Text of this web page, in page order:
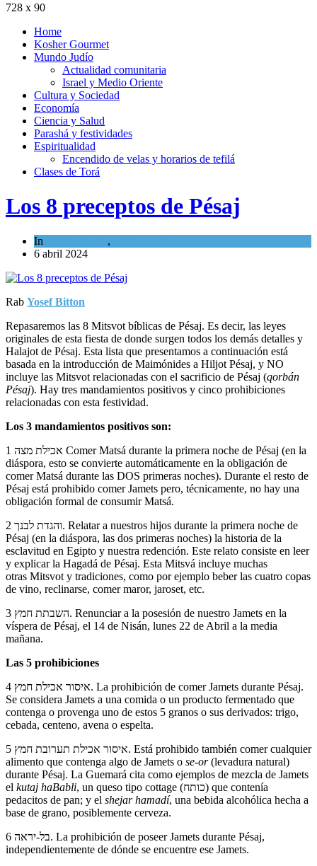
728 x 90
Home
Kosher Gourmet
Mundo Judío
Actualidad comunitaria
Israel y Medio Oriente
Cultura y Sociedad
Economía
Ciencia y Salud
Parashá y festividades
Espiritualidad
Encendido de velas y horarios de tefilá
Clases de Torá
Los 8 preceptos de Pésaj
In ,
6 abril 2024
Rab Yosef Bitton
Repasaremos las 8 Mitsvot bíblicas de Pésaj. Es decir, las leyes
originales de esta fiesta de donde surgen todos los demás detalles y
Halajot de Pésaj. Esta lista que presentamos a continuación está
basada en la introducción de Maimónides a Hiljot Pésaj, y NO
incluye las Mitsvot relacionadas con el sacrificio de Pésaj (qorbán
Pésaj). Hay tres mandamientos positivos y cinco prohibiciones
relacionadas con esta festividad.
Los 3 mandamientos positivos son:
1 אכילת מצה Comer Matsá durante la primera noche de Pésaj (en la
diáspora, esto se convierte automáticamente en la obligación de
comer Matsá durante las DOS primeras noches). Durante el resto de
Pésaj está prohibido comer Jamets pero, técnicamente, no hay una
obligación formal de consumir Matsá.
2 והגדת לבנך. Relatar a nuestros hijos durante la primera noche de
Pésaj (en la diáspora, las dos primeras noches) la historia de la
esclavitud en Egipto y nuestra redención. Este relato consiste en leer
y explicar la Hagadá de Pésaj. Esta Mitsvá incluye muchas
otras Mitsvot y tradiciones, como por ejemplo beber las cuatro copas
de vino, reclinarse, comer maror, jaroset, etc.
3 השבתת חמץ. Renunciar a la posesión de nuestro Jamets en la
víspera de Pésaj, el 14 de Nisán, lunes 22 de Abril a la media
mañana.
Las 5 prohibiciones
4 איסור אכילת חמץ. La prohibición de comer Jamets durante Pésaj.
Se considera Jamets a una comida o un producto fermentado que
contenga o provenga uno de estos 5 granos o sus derivados: trigo,
cebada, centeno, avena o espelta.
5 איסור אכילת תערובת חמץ. Está prohibido también comer cualquier
alimento que contenga algo de Jamets o se-or(levadura natural)
durante Pésaj. La Guemará cita como ejemplos de mezcla de Jamets
el kutaj haBabli, un queso tipo cottage (כותח) que contenía
pedacitos de pan; y el shejar hamadí, una bebida alcohólica hecha a
base de grano, posiblemente cerveza.
6 בל-יראה. La prohibición de poseer Jamets durante Pésaj,
independientemente de dónde se encuentre ese Jamets.